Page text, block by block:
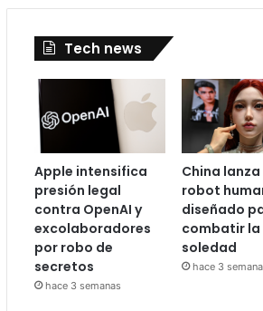
Tech news
Apple intensifica
presión legal
contra OpenAI y
excolaboradores
por robo de
secretos
hace 3 semanas
China lanza
robot
diseñado
combatir la
soledad
hace 3